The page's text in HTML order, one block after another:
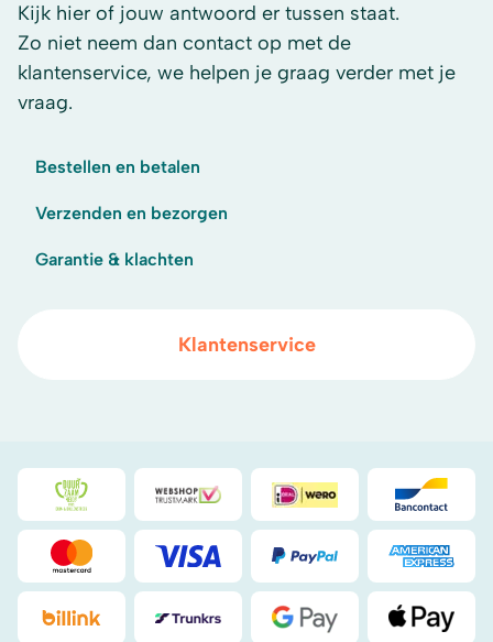
Kijk hier of jouw antwoord er tussen staat.
Zo niet neem dan contact op met de
klantenservice, we helpen je graag verder met je
vraag.
Bestellen en betalen
Verzenden en bezorgen
Garantie & klachten
Klantenservice
Duurzaamheidsprijs duin- & bollenstreek
WebwinkelKeuriDeal
Mastercard Visa PayPal
Billink DHL Google Pay Apple